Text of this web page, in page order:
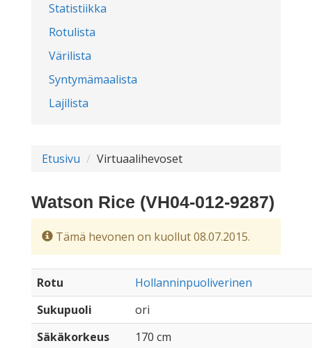
Statistiikka
Rotulista
Värilista
Syntymämaalista
Lajilista
Etusivu Virtuaalihevoset
Watson Rice (VH04-012-9287)
Tämä hevonen on kuollut 08.07.2015.
Rotu
Hollanninpuoliverinen
Sukupuoli
ori
Säkäkorkeus
170 cm